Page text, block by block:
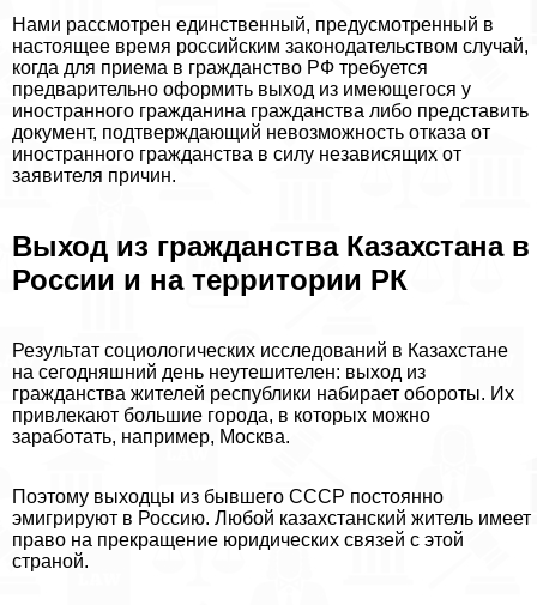
Нами рассмотрен единственный, предусмотренный в
настоящее время российским законодательством случай,
когда для приема в гражданство РФ требуется
предварительно оформить выход из имеющегося у
иностранного гражданина гражданства либо представить
документ, подтверждающий невозможность отказа от
иностранного гражданства в силу независящих от
заявителя причин.
Выход из гражданства Казахстана в
России и на территории РК
Результат социологических исследований в Казахстане
на сегодняшний день неутешителен: выход из
гражданства жителей республики набирает обороты. Их
привлекают большие города, в которых можно
заработать, например, Москва.
Поэтому выходцы из бывшего СССР постоянно
эмигрируют в Россию. Любой казахстанский житель имеет
право на прекращение юридических связей с этой
страной.